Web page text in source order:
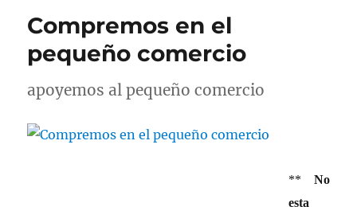
internet…
pleno
Compremos en el
pequeño comercio
apoyemos al pequeño comercio
** No
esta